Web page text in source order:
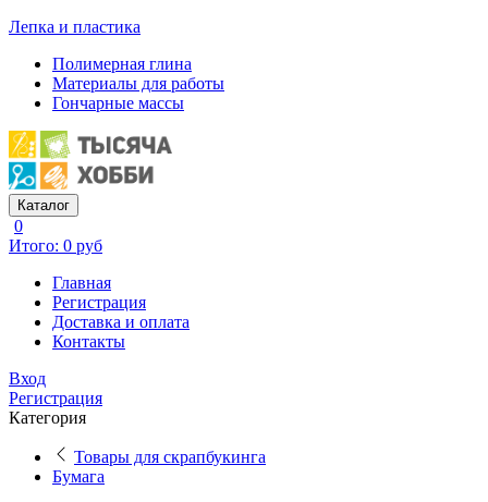
Лепка и пластика
Полимерная глина
Материалы для работы
Гончарные массы
Каталог
0
Итого: 0 руб
Главная
Регистрация
Доставка и оплата
Контакты
Вход
Регистрация
Категория
Товары для скрапбукинга
Бумага